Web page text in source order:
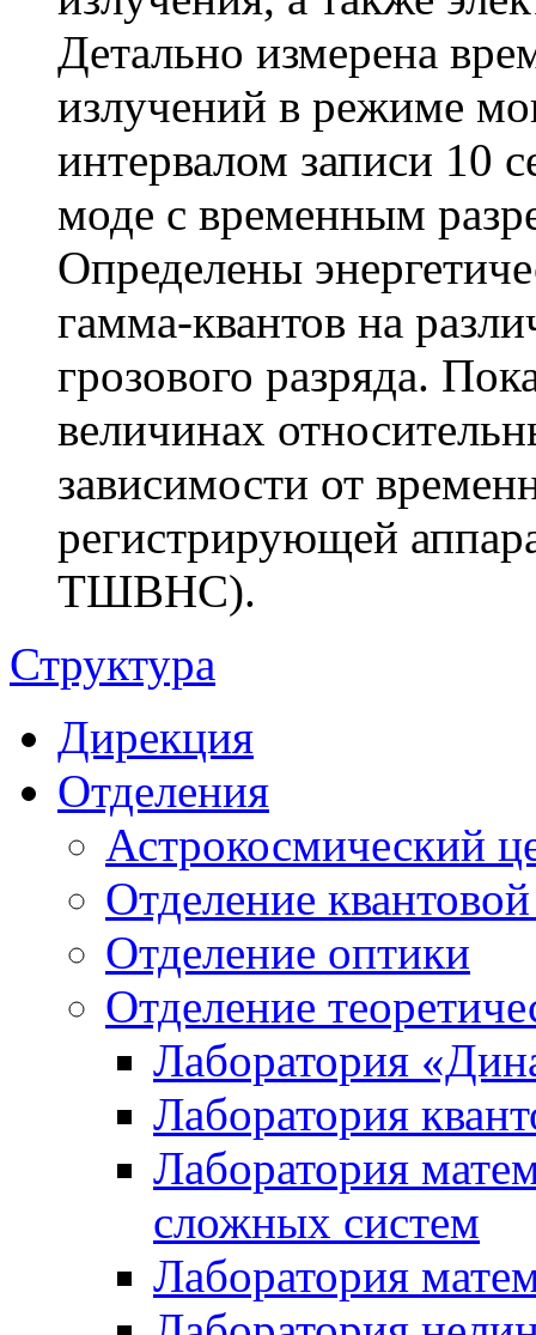
Детально измерена
излучений в режиме
интервалом записи 10
моде с временным
Определены
гамма-квантов на
грозового разряда.
величинах
зависимости от
регистрирующей
ТШВНС).
Структура
Дирекция
Отделения
Астрокосмический
Отделение
Отделение оптики
Отделение
Лаборатория
Лаборатория
Лаборатория
сложных систем
Лаборатория